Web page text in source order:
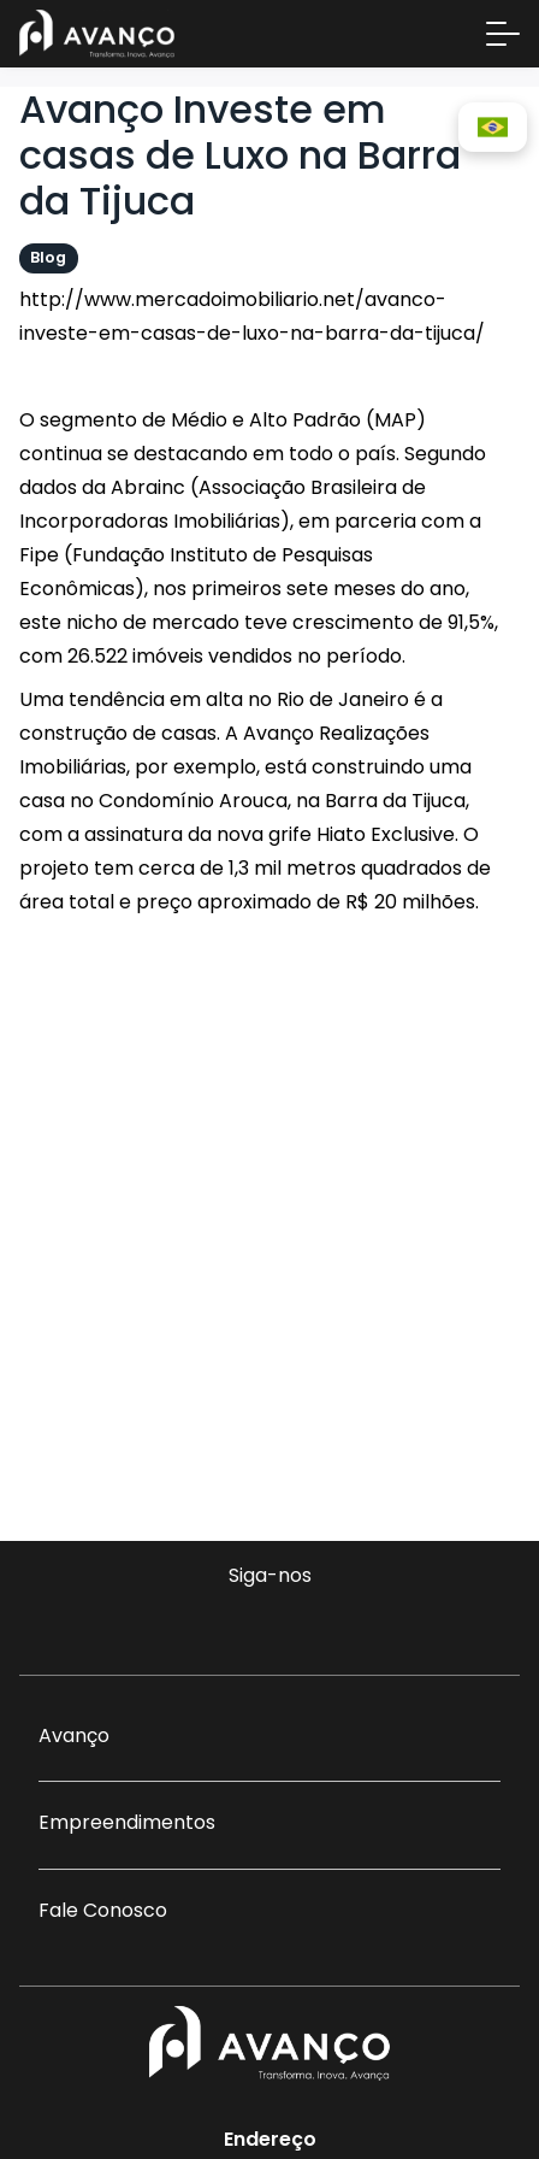
Avanço Investe em
casas de Luxo na Barra
da Tijuca
Blog
http://www.mercadoimobiliario.net/avanco-
investe-em-casas-de-luxo-na-barra-da-tijuca/
O segmento de Médio e Alto Padrão (MAP)
continua se destacando em todo o país. Segundo
dados da Abrainc (Associação Brasileira de
Incorporadoras Imobiliárias), em parceria com a
Fipe (Fundação Instituto de Pesquisas
Econômicas), nos primeiros sete meses do ano,
este nicho de mercado teve crescimento de 91,5%,
com 26.522 imóveis vendidos no período.
Uma tendência em alta no Rio de Janeiro é a
construção de casas. A Avanço Realizações
Imobiliárias, por exemplo, está construindo uma
casa no Condomínio Arouca, na Barra da Tijuca,
com a assinatura da nova grife Hiato Exclusive. O
projeto tem cerca de 1,3 mil metros quadrados de
área total e preço aproximado de R$ 20 milhões.
Siga-nos
Avanço
Empreendimentos
Fale Conosco
Endereço